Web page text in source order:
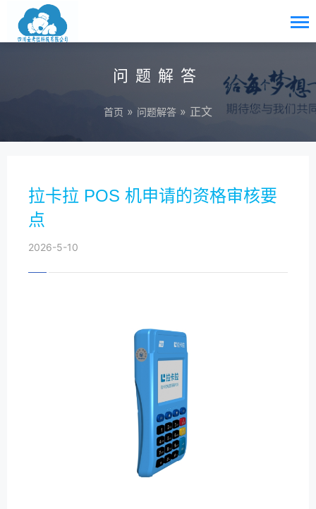
问题解答
首页 » 问题解答 » 正文
拉卡拉 POS 机申请的资格审核要
点
2026-5-10